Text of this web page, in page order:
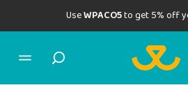
UseWPACO5to get 5% off